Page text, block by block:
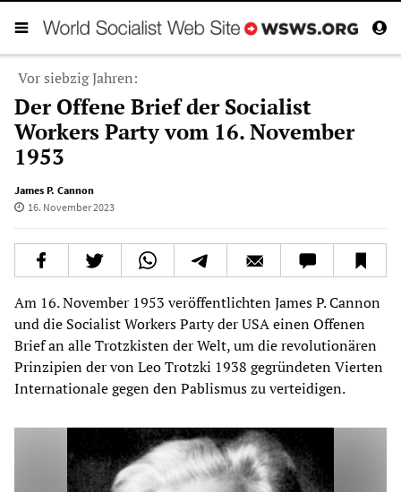
Vor siebzig Jahren:
Der Offene Brief der Socialist
Workers Party vom 16. November
1953
James P. Cannon
16. November 2023
Am 16. November 1953 veröffentlichten James P. Cannon
und die Socialist Workers Party der USA einen Offenen
Brief an alle Trotzkisten der Welt, um die revolutionären
Prinzipien der von Leo Trotzki 1938 gegründeten Vierten
Internationale gegen den Pablismus zu verteidigen.